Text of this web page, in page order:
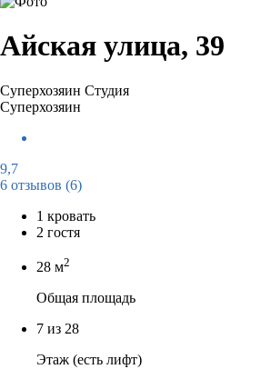
Айская улица, 39
Суперхозяин Студия
Суперхозяин
9,7
6 отзывов (6)
1 кровать
2 гостя
28 м2
Общая площадь
7 из 28
Этаж (есть лифт)